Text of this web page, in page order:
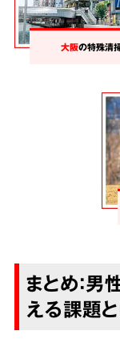
大阪の特殊清
まとめ：
える課題